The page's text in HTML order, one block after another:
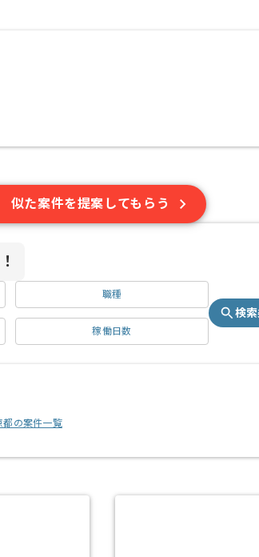
似た案件を提案してもらう
職種
稼働日数
検
都の案件一覧